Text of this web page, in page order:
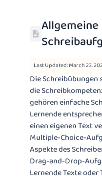
Last Updated: March 23,
Die Schreibübungen
die
gehören einfache
Lernende
einen eigenen Text
Multiple-Choice-
Aspekte des
Drag-and-Drop-
Lernende Texte oder